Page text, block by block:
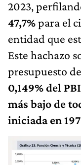
47,7%para el
entidad que
Este hachazo
presupuesto
0,149% del PBI
más bajo de
iniciada en